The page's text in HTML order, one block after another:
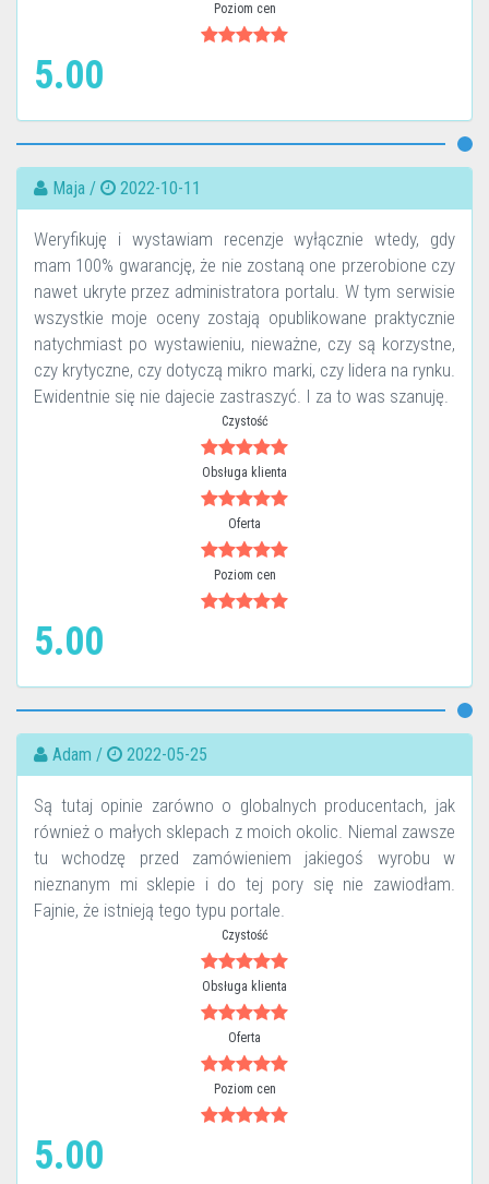
Poziom cen
5.00
Maja / 2022-10-11
Weryfikuję i wystawiam recenzje wyłącznie wtedy, gdy
mam 100% gwarancję, że nie zostaną one przerobione czy
nawet ukryte przez administratora portalu. W tym serwisie
wszystkie moje oceny zostają opublikowane praktycznie
natychmiast po wystawieniu, nieważne, czy są korzystne,
czy krytyczne, czy dotyczą mikro marki, czy lidera na rynku.
Ewidentnie się nie dajecie zastraszyć. I za to was szanuję.
Czystość
Obsługa klienta
Oferta
Poziom cen
5.00
Adam / 2022-05-25
Są tutaj opinie zarówno o globalnych producentach, jak
również o małych sklepach z moich okolic. Niemal zawsze
tu wchodzę przed zamówieniem jakiegoś wyrobu w
nieznanym mi sklepie i do tej pory się nie zawiodłam.
Fajnie, że istnieją tego typu portale.
Czystość
Obsługa klienta
Oferta
Poziom cen
5.00